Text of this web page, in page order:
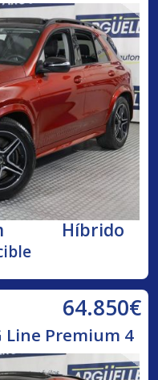
Híbrido
64.850€
Line Premium 4